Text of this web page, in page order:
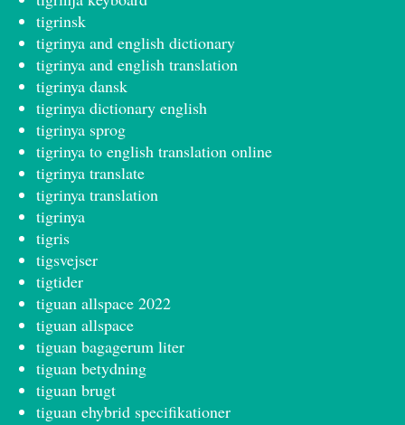
tigrinsk
tigrinya and english dictionary
tigrinya and english translation
tigrinya dansk
tigrinya dictionary english
tigrinya sprog
tigrinya to english translation online
tigrinya translate
tigrinya translation
tigrinya
tigris
tigsvejser
tigtider
tiguan allspace 2022
tiguan allspace
tiguan bagagerum liter
tiguan betydning
tiguan brugt
tiguan ehybrid specifikationer